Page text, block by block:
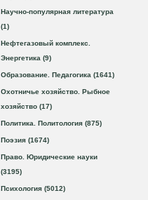
Научно-популярная литература
(1)
Нефтегазовый комплекс.
Энергетика (9)
Образование. Педагогика (1641)
Охотничье хозяйство. Рыбное
хозяйство (17)
Политика. Политология (875)
Поэзия (1674)
Право. Юридические науки
(3195)
Психология (5012)